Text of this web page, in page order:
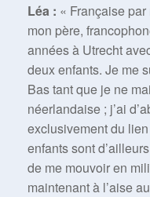
Léa : « Française
mon père,
années à Utrecht
deux enfants. Je me
Bas tant que je ne
néerlandaise ; j’ai
exclusivement du
enfants sont
de me mouvoir en
maintenant à l’aise